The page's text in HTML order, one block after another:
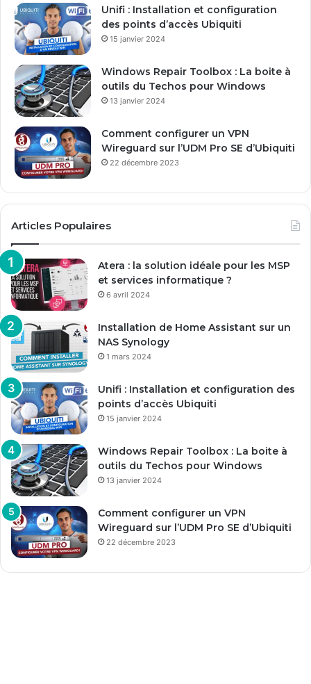
m
a
Unifi : Installation et configuration
des points d’accès Ubiquiti
15 janvier 2024
Windows Repair Toolbox : La boite à
outils du Techos pour Windows
13 janvier 2024
Comment configurer un VPN
Wireguard sur l’UDM Pro SE d’Ubiquiti
22 décembre 2023
Articles Populaires
Atera : la solution idéale pour les MSP
et services informatique ?
6 avril 2024
Installation de Home Assistant sur un
NAS Synology
1 mars 2024
Unifi : Installation et configuration des
points d’accès Ubiquiti
15 janvier 2024
Windows Repair Toolbox : La boite à
outils du Techos pour Windows
13 janvier 2024
Comment configurer un VPN
Wireguard sur l’UDM Pro SE d’Ubiquiti
22 décembre 2023